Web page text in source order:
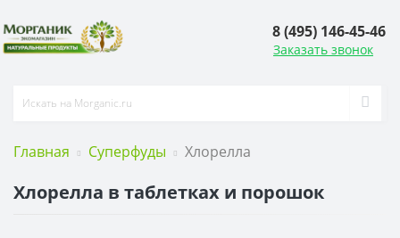
8 (495) 146-45-46
Заказать звонок
Главная Суперфуды Хлорелла
Хлорелла в таблетках и порошок